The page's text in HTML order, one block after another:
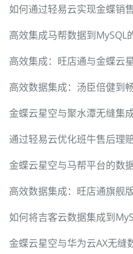
如何通过轻易云实现金蝶销
高效集成马帮数据到MySQL
高效集成：旺店通与金蝶云
高效数据集成：汤臣倍健到
金蝶云星空与聚水潭无缝集
通过轻易云优化班牛售后理
金蝶云星空与马帮平台的数
高效数据集成：旺店通旗舰
如何将吉客云数据集成到
金蝶云星空与华为云AX无缝